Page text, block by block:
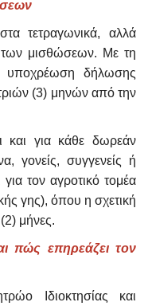
τετραγωνικά, αλλά
των μισθώσεων. Με τη
υποχρέωση δήλωσης
(3) μηνών από την
και για κάθε δωρεάν
γονείς, συγγενείς ή
τον αγροτικό τομέα
γης), όπου η σχετική
μήνες.
πώς επηρεάζει τον
Ιδιοκτησίας και